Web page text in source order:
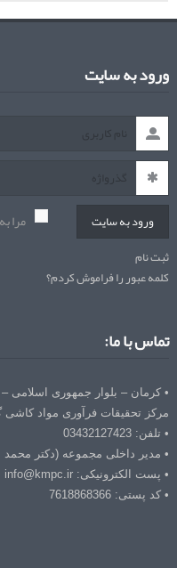
ورود به سایت
ورود به سایت مرا
ثبت نام
کلمه عبور را فراموش کردم؟
تماس با ما:
• کرمان – بلوار جمهوری اسلامی
مرکز تحقیقات فرآوری مواد کاشی
• تلفن: 03432127423
• مدیر داخلی مجموعه (دکتر محمد انصاری):
• پست الکترونیکی: info@kmpc.ir
• کد پستی: 7618868366